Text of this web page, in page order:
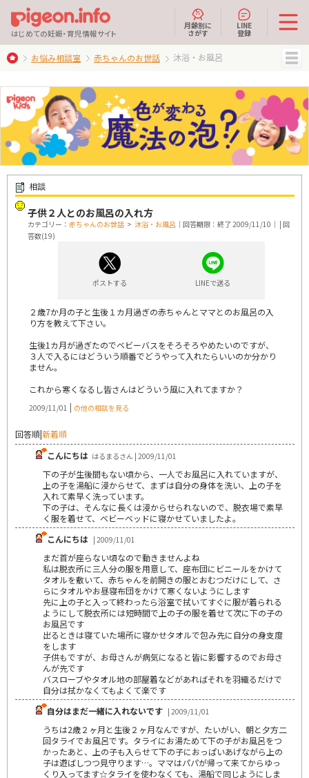
はじめての妊娠・育児情報サイト
月齢別に
さがす
LINE
登録
お悩み相談室 赤ちゃんのお世話 沐浴・お風呂
相談
子供２人とのお風呂の入れ方
カテゴリー： 赤ちゃんのお世話 > 沐浴・お風呂 ｜回答期限：終了 2009/11/10｜ | 回
答数(19)
ポストする LINEで送る
２歳7か月の子と生後１カ月過ぎの赤ちゃんとママとのお風呂の入
り方を教えて下さい。
生後1カ月が過ぎたのでベビーバスをそろそろやめたいのですが、
３人で入るにはどういう順番でどうやって入れたらいいのか分かり
ません。
これから寒くなるし皆さんはどういう風に入れてますか？
2009/11/01 | の他の相談を見る
回答順|新着順
こんにちは はるまるさん | 2009/11/01
下の子が生後間もない頃から、一人でお風呂に入れていますが、
上の子を湯船に浸からせて、まずは自分の身体を洗い、上の子を
入れて素早く洗っています。
下の子は、そんなに長くは浸からせられないので、脱衣場で素早
く服を着せて、ベビーベッドに寝かせていましたよ。
こんにちは | 2009/11/01
まだ首が座らない頃なので動きませんよね
私は脱衣所に三人分の服を用意して、座布団にビニールをかけて
タオルを敷いて、赤ちゃんを前開きの服とおむつだけにして、さ
らにタオルやお昼寝布団をかけて寒くないようにします
先に上の子と入って終わったら浴室で拭いてすぐに服が着られる
ようにして脱衣所には短時間で上の子の服を着せて次に下の子の
お風呂です
出るときは寝ていた場所に寝かせタオルで包み先に自分の身支度
をします
子供もですが、お母さんが病気になると皆に影響するのでお母さ
んが先です
バスローブやタオル地の部屋着などがあればそれを羽織るだけで
自分は拭かなくてもよくて楽です
自分はまだ一緒に入れないです | 2009/11/01
うちは2歳２ヶ月と生後２ヶ月なんですが、たいがい、朝と夕方二
回タライでお風呂です。タライにお湯ためて下の子がお風呂をつ
かったあと、上の子も入らせて下の子におっぱいあげながら上の
子は遊ばしつつ見守ります…。ママはパパが帰って来てからゆっ
くり入ってます☆タライを使わなくても、湯船で同じようにしま